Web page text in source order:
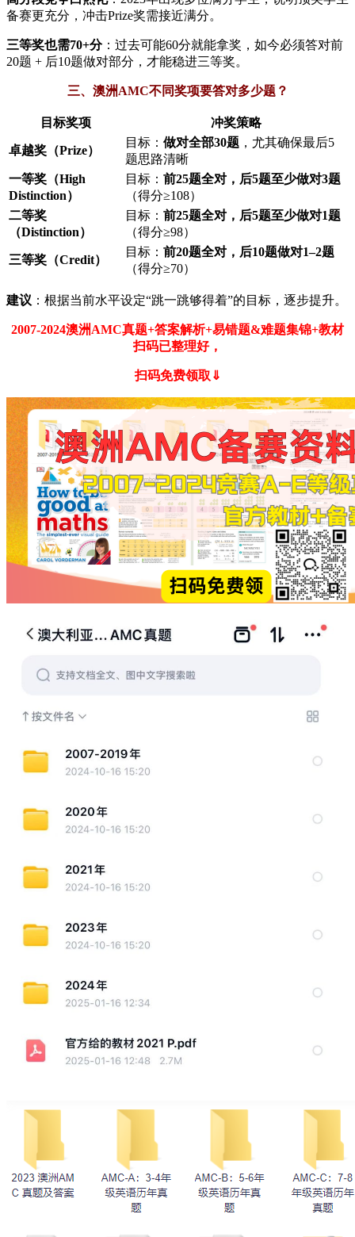
备赛更充分，冲击Prize奖需接近满分。
三等奖也需70+分：过去可能60分就能拿奖，如今必须答对前
20题 + 后10题做对部分，才能稳进三等奖。
三、澳洲AMC不同奖项要答对多少题？
目标奖项 冲奖策略
卓越奖（Prize）
目标： 做对全部30题 ，尤其确保最后5
题思路清晰
一等奖（High
Distinction）
目标： 前25题全对，后5题至少做对3题
（得分≥108）
二等奖
（Distinction）
目标： 前25题全对，后5题至少做对1题
（得分≥98）
三等奖（Credit）
目标： 前20题全对，后10题做对1–2题
（得分≥70）
建议 ：根据当前水平设定“跳一跳够得着”的目标，逐步提升。
2007-2024澳洲AMC真题+答案解析+易错题&难题集锦+教材
扫码已整理好，
扫码免费领取⇓